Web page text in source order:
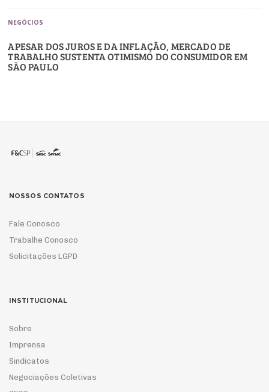
NEGÓCIOS
APESAR DOS JUROS E DA INFLAÇÃO, MERCADO DE
TRABALHO SUSTENTA OTIMISMO DO CONSUMIDOR EM
SÃO PAULO
NOSSOS CONTATOS
Fale Conosco
Trabalhe Conosco
Solicitações LGPD
INSTITUCIONAL
Sobre
Imprensa
Sindicatos
Negociações Coletivas